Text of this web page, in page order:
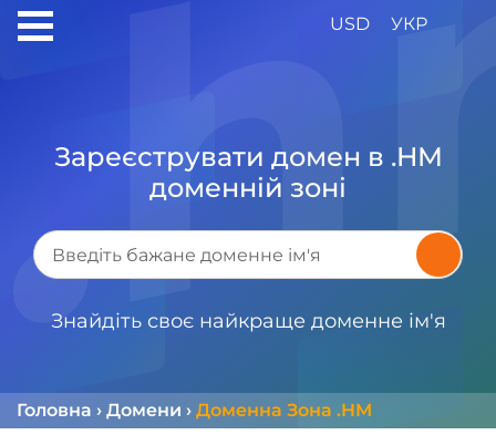
USD УКР
Зареєструвати домен в .HM
доменній зоні
Знайдіть своє найкраще доменне ім'я
Головна › Домени › Доменна Зона .HM